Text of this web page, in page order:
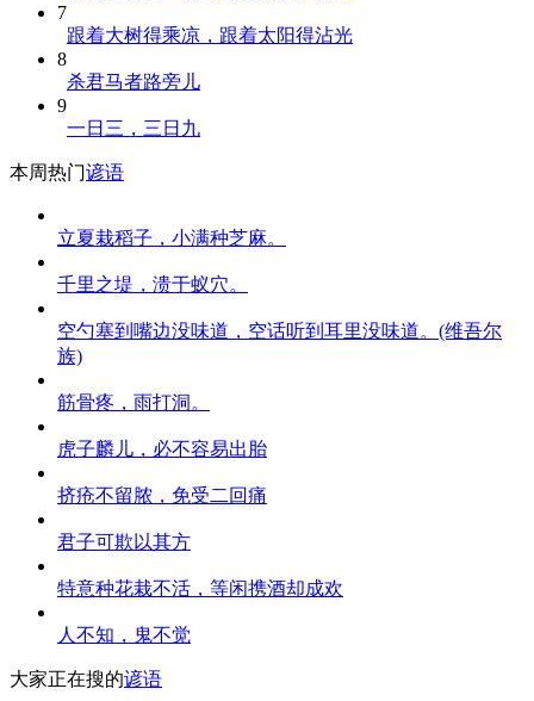
7
跟着大树得乘凉，跟着太阳得沾光
8
杀君马者路旁儿
9
一日三，三日九
本周热门谚语
立夏栽稻子，小满种芝麻。
千里之堤，溃于蚁穴。
空勺塞到嘴边没味道，空话听到耳里没味道。(维吾尔
族)
筋骨疼，雨打洞。
虎子麟儿，必不容易出胎
挤疮不留脓，免受二回痛
君子可欺以其方
特意种花栽不活，等闲携酒却成欢
人不知，鬼不觉
大家正在搜的谚语